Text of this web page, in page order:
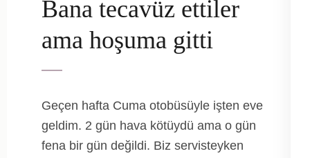
Bana tecavüz ettiler
ama hoşuma gitti
Geçen hafta Cuma otobüsüyle işten eve
geldim. 2 gün hava kötüydü ama o gün
fena bir gün değildi. Biz servisteyken